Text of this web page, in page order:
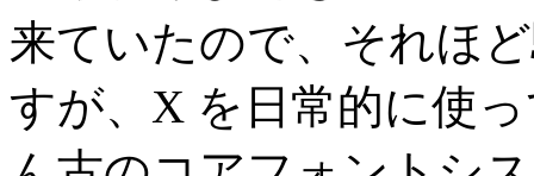
来ていたので、それほ
すが、X を日常的に使